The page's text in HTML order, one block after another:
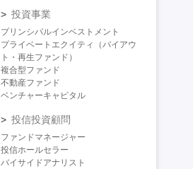
投資事業
プリンシパルインベストメント
プライベートエクイティ（バイアウ
ト・再生ファンド）
複合型ファンド
不動産ファンド
ベンチャーキャピタル
投信投資顧問
ファンドマネージャー
投信ホールセラー
バイサイドアナリスト